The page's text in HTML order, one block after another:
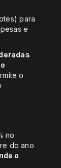
para
e
o
no
do ano
o